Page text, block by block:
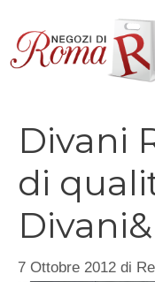
contenuto
Divani
di
7 Ottobre 2012 di